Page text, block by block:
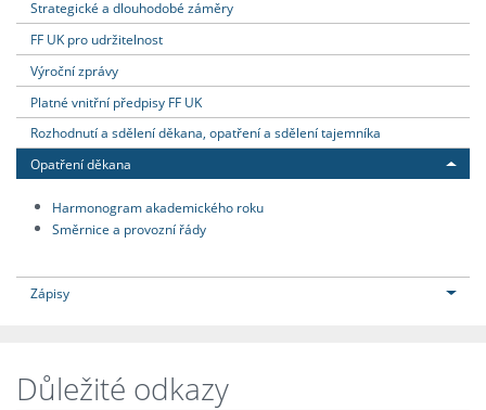
Strategické a dlouhodobé záměry
FF UK pro udržitelnost
Výroční zprávy
Platné vnitřní předpisy FF UK
Rozhodnutí a sdělení děkana, opatření a sdělení tajemníka
Opatření děkana
Harmonogram akademického roku
Směrnice a provozní řády
Zápisy
Důležité odkazy